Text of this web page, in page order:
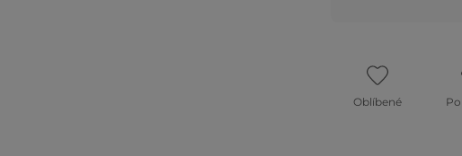
Oblíbené